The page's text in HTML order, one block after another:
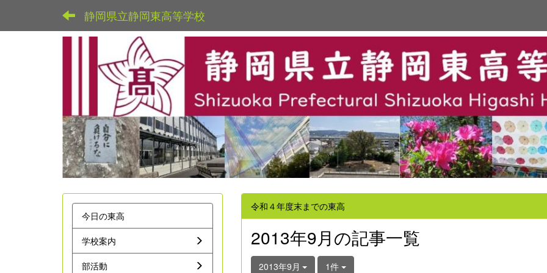
静岡県立静岡東高等学校
令和４年度末までの東高
2013年9月の記事一覧
2013年9月 1件
今日の東高
学校案内
部活動